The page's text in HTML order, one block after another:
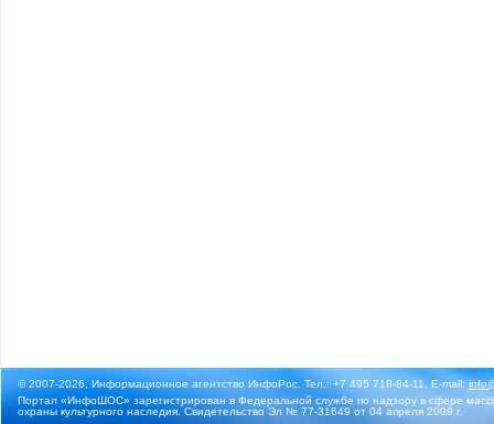
© 2007-2026, Информационное агентство ИнфоРос. Тел.: +7 495 718-84-11, E-mail:
Портал «ИнфоШОС» зарегистрирован в Федеральной службе по надзору в сфере
охраны культурного наследия. Свидетельство Эл № 77-31649 от 04 апреля 2008 г.